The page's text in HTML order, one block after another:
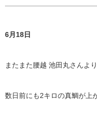
6月18日
またまた腰越 池田丸さんよ
数日前にも2キロの真鯛が上